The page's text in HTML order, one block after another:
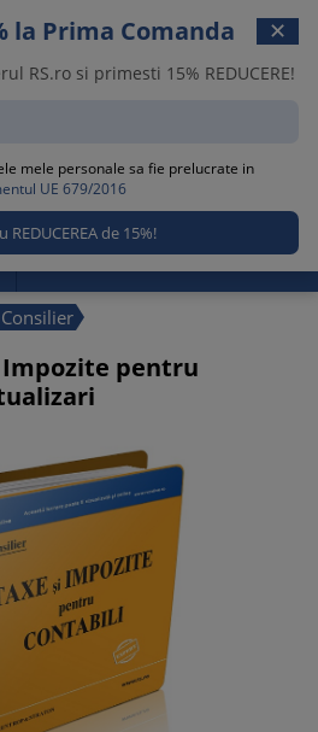
021 209 45 12

Reduceri
Consilier
la Prima Comanda ✕
RS.ro si primesti 15% REDUCERE!
mele personale sa fie prelucrate in
UE 679/2016
Impozite pentru